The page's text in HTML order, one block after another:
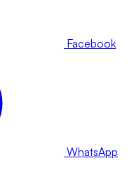
Facebook
WhatsApp